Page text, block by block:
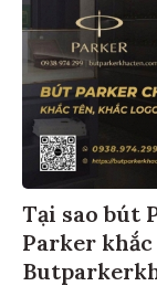
Tại sao bút
Parker